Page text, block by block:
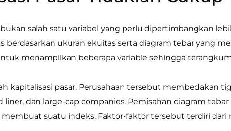
bukan salah satu variabel yang perlu dipertimbangkan
berdasarkan ukuran ekuitas serta diagram tebar yang
menampilkan beberapa variable sehingga
kapitalisasi pasar. Perusahaan tersebut membedakan
liner, dan large-cap companies. Pemisahan diagram
suatu indeks. Faktor-faktor tersebut terdiri dari